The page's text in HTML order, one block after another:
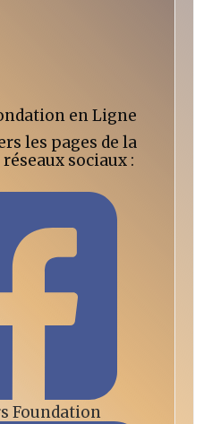
en Ligne
les pages de la
sociaux :
Foundation